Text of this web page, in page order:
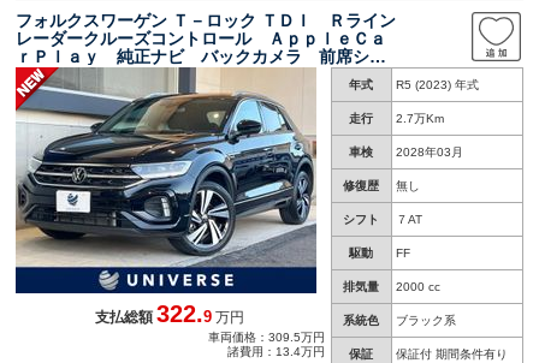
フォルクスワーゲン Ｔ－ロック ＴＤＩ Ｒライン
レーダークルーズコントロール ＡｐｐｌｅＣａ
ｒＰｌａｙ 純正ナビ バックカメラ 前席シー
トヒーター 前後コーナーセンサー パワーバッ
クドア ブラインドスポットアシスト スマート
エントリー 禁煙車
年式 R5 (2023) 年式
走行 2.7万Km
車検 2028年03月
修復歴 無し
シフト ７AT
駆動 FF
排気量 2000 cc
系統色 ブラック系
保証 保証付 期間条件有り
支払総額322.9 万円
車両価格：309.5万円
諸費用：13.4万円